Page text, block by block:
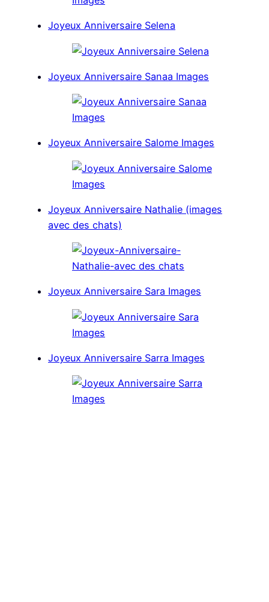
Joyeux Anniversaire Selena
Joyeux Anniversaire Sanaa Images
Joyeux Anniversaire Salome Images
Joyeux Anniversaire Nathalie (images
avec des chats)
Joyeux Anniversaire Sara Images
Joyeux Anniversaire Sarra Images